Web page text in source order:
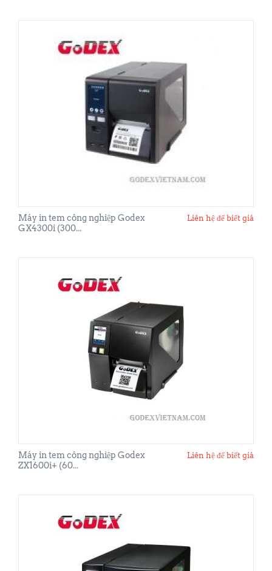
Máy in tem công nghiệp Godex
GX4300i (300...
Liên hệ để biết giá
Máy in tem công nghiệp Godex
ZX1600i+ (60...
Liên hệ để biết giá